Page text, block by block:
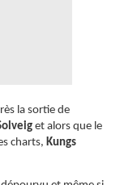
la sortie de
et alors que le
charts, Kungs